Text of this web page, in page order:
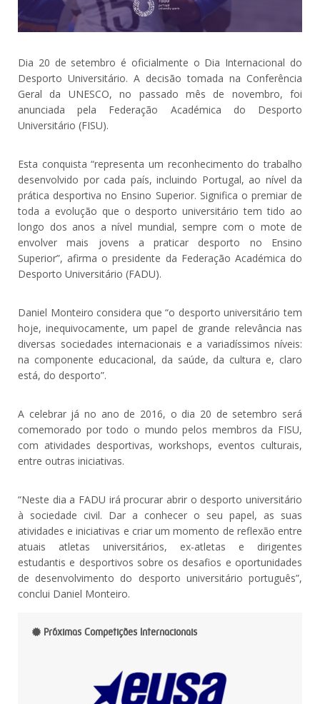
Dia 20 de setembro é oficialmente o Dia Internacional do
Desporto Universitário. A decisão tomada na Conferência
Geral da UNESCO, no passado mês de novembro, foi
anunciada pela Federação Académica do Desporto
Universitário (FISU).
Esta conquista “representa um reconhecimento do trabalho
desenvolvido por cada país, incluindo Portugal, ao nível da
prática desportiva no Ensino Superior. Significa o premiar de
toda a evolução que o desporto universitário tem tido ao
longo dos anos a nível mundial, sempre com o mote de
envolver mais jovens a praticar desporto no Ensino
Superior”, afirma o presidente da Federação Académica do
Desporto Universitário (FADU).
Daniel Monteiro considera que “o desporto universitário tem
hoje, inequivocamente, um papel de grande relevância nas
diversas sociedades internacionais e a variadíssimos níveis:
na componente educacional, da saúde, da cultura e, claro
está, do desporto”.
A celebrar já no ano de 2016, o dia 20 de setembro será
comemorado por todo o mundo pelos membros da FISU,
com atividades desportivas, workshops, eventos culturais,
entre outras iniciativas.
“Neste dia a FADU irá procurar abrir o desporto universitário
à sociedade civil. Dar a conhecer o seu papel, as suas
atividades e iniciativas e criar um momento de reflexão entre
atuais atletas universitários, ex-atletas e dirigentes
estudantis e desportivos sobre os desafios e oportunidades
de desenvolvimento do desporto universitário português”,
conclui Daniel Monteiro.
Próximas Competições Internacionais